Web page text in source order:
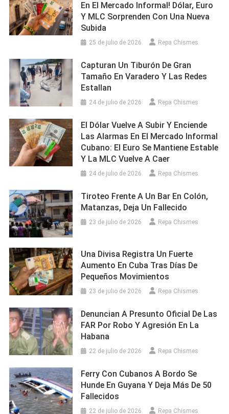
En El Mercado Informal! Dólar, Euro
Y MLC Sorprenden Con Una Nueva
Subida
25 de julio de 2026 Repa Chismes
Capturan Un Tiburón De Gran
Tamaño En Varadero Y Las Redes
Estallan
24 de julio de 2026 Repa Chismes
El Dólar Vuelve A Subir Y Enciende
Las Alarmas En El Mercado Informal
Cubano: El Euro Se Mantiene Estable
Y La MLC Vuelve A Caer
24 de julio de 2026 Repa Chismes
Tiroteo Frente A Un Bar En Colón,
Matanzas, Deja Un Fallecido
23 de julio de 2026 Repa Chismes
Una Divisa Registra Un Fuerte
Aumento En Cuba Tras Días De
Pequeños Movimientos
23 de julio de 2026 Repa Chismes
Denuncian A Presunto Oficial De Las
FAR Por Robo Y Agresión En La
Habana
22 de julio de 2026 Repa Chismes
Ferry Con Cubanos A Bordo Se
Hunde En Guyana Y Deja Más De 50
Fallecidos
22 de julio de 2026 Repa Chismes